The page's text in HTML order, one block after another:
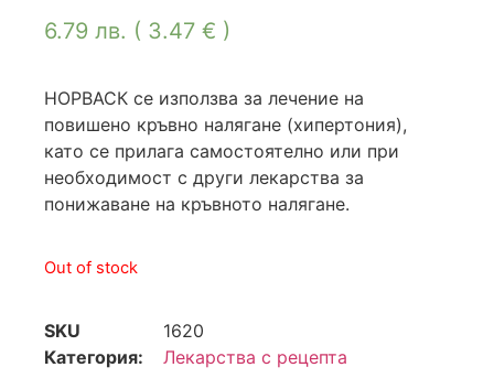
6.79 лв. ( 3.47 € )
НОРВАСК се използва за лечение на
повишено кръвно налягане (хипертония),
като се прилага самостоятелно или при
необходимост с други лекарства за
понижаване на кръвното налягане.
Out of stock
SKU
1620
Категория:
Лекарства с рецепта